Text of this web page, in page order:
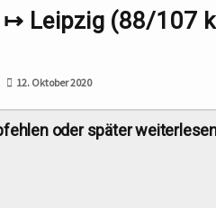
Leipzig (88/107
12. Oktober 2020
oder spä­ter